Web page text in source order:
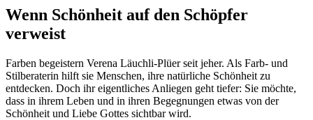
Wenn Schönheit auf den Schöpfer
verweist
Farben begeistern Verena Läuchli-Plüer seit jeher. Als Farb- und
Stilberaterin hilft sie Menschen, ihre natürliche Schönheit zu
entdecken. Doch ihr eigentliches Anliegen geht tiefer: Sie möchte,
dass in ihrem Leben und in ihren Begegnungen etwas von der
Schönheit und Liebe Gottes sichtbar wird.